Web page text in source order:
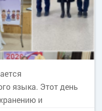
Важно, чтобы
своего
его,
языка. Этот день
и